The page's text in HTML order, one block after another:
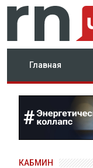
Главная
КАБМИН